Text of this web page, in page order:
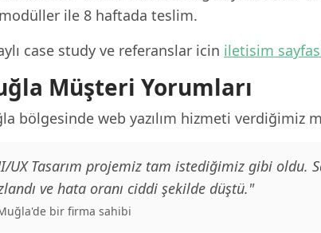
modüller ile 8 haftada teslim.
case study ve referanslar icin iletisim
Müşteri Yorumları
bölgesinde web yazılım hizmeti verdiğimiz
UX Tasarım projemiz tam istediğimiz gibi oldu.
ve hata oranı ciddi şekilde düştü."
bir firma sahibi